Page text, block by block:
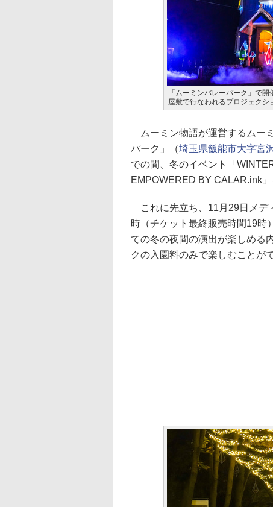
「ムーミンバレーパーク」で
屋敷で行なわれるプロジェク
ムーミン物語が運営するムー
パーク」（埼玉県飯能市大字宮
での間、冬のイベント「
EMPOWERED BY CALAR.ink」
これに先立ち、11月29日メデ
時（チケット最終販売時間19時
ての冬の夜間の演出が楽しめる
クの入園料のみで楽しむことが